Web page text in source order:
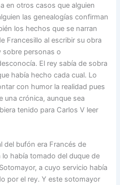
en otros casos que alguien
las genealogías confirman
los hechos que se narran
Francesillo al escribir su obra
sobre personas o
El rey sabía de sobra
había hecho cada cual. Lo
con humor la realidad pues
una crónica, aunque sea
tenido para Carlos V leer
del bufón era Francés de
lo había tomado del duque de
a cuyo servicio había
por el rey. Y este sotomayor